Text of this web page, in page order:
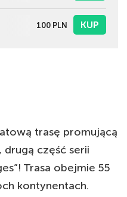
100 PLN KUP
trasę promującą
drugą część serii
Trasa obejmie 55
kontynentach.